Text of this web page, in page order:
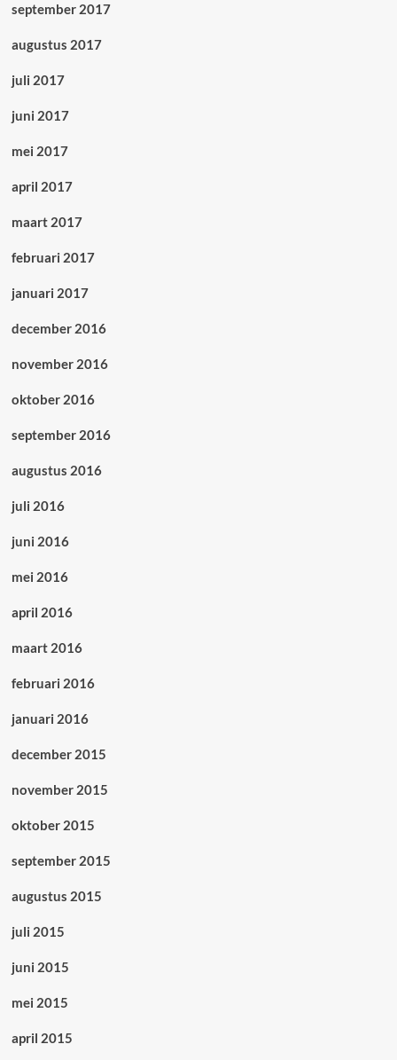
september 2017
augustus 2017
juli 2017
juni 2017
mei 2017
april 2017
maart 2017
februari 2017
januari 2017
december 2016
november 2016
oktober 2016
september 2016
augustus 2016
juli 2016
juni 2016
mei 2016
april 2016
maart 2016
februari 2016
januari 2016
december 2015
november 2015
oktober 2015
september 2015
augustus 2015
juli 2015
juni 2015
mei 2015
april 2015